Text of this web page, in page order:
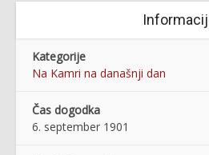
Kategorije
Na Kamri na današnji dan
Čas dogodka
6. september 1901